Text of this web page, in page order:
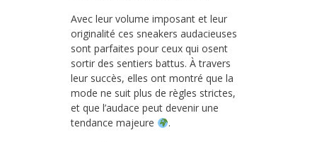
Avec leur volume imposant et leur
originalité ces sneakers audacieuses
sont parfaites pour ceux qui osent
sortir des sentiers battus. À travers
leur succès, elles ont montré que la
mode ne suit plus de règles strictes,
et que l’audace peut devenir une
tendance majeure
.